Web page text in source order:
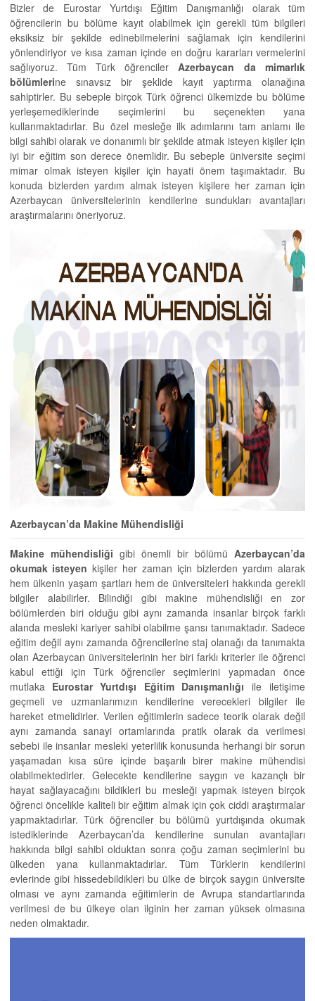
Bizler de Eurostar Yurtdışı Eğitim Danışmanlığı olarak tüm
öğrencilerin bu bölüme kayıt olabilmek için gerekli tüm bilgileri
eksiksiz bir şekilde edinebilmelerini sağlamak için kendilerini
yönlendiriyor ve kısa zaman içinde en doğru kararları vermelerini
sağlıyoruz. Tüm Türk öğrenciler Azerbaycan da mimarlık
bölümlerine sınavsız bir şeklide kayıt yaptırma olanağına
sahiptirler. Bu sebeple birçok Türk öğrenci ülkemizde bu bölüme
yerleşemediklerinde seçimlerini bu seçenekten yana
kullanmaktadırlar. Bu özel mesleğe ilk adımlarını tam anlamı ile
bilgi sahibi olarak ve donanımlı bir şekilde atmak isteyen kişiler için
iyi bir eğitim son derece önemlidir. Bu sebeple üniversite seçimi
mimar olmak isteyen kişiler için hayati önem taşımaktadır. Bu
konuda bizlerden yardım almak isteyen kişilere her zaman için
Azerbaycan üniversitelerinin kendilerine sundukları avantajları
araştırmalarını öneriyoruz.
Azerbaycan’da Makine Mühendisliği
Makine mühendisliği gibi önemli bir bölümü Azerbaycan’da
okumak isteyen kişiler her zaman için bizlerden yardım alarak
hem ülkenin yaşam şartları hem de üniversiteleri hakkında gerekli
bilgiler alabilirler. Bilindiği gibi makine mühendisliği en zor
bölümlerden biri olduğu gibi aynı zamanda insanlar birçok farklı
alanda mesleki kariyer sahibi olabilme şansı tanımaktadır. Sadece
eğitim değil aynı zamanda öğrencilerine staj olanağı da tanımakta
olan Azerbaycan üniversitelerinin her biri farklı kriterler ile öğrenci
kabul ettiği için Türk öğrenciler seçimlerini yapmadan önce
mutlaka Eurostar Yurtdışı Eğitim Danışmanlığı ile iletişime
geçmeli ve uzmanlarımızın kendilerine verecekleri bilgiler ile
hareket etmelidirler. Verilen eğitimlerin sadece teorik olarak değil
aynı zamanda sanayi ortamlarında pratik olarak da verilmesi
sebebi ile insanlar mesleki yeterlilik konusunda herhangi bir sorun
yaşamadan kısa süre içinde başarılı birer makine mühendisi
olabilmektedirler. Gelecekte kendilerine saygın ve kazançlı bir
hayat sağlayacağını bildikleri bu mesleği yapmak isteyen birçok
öğrenci öncelikle kaliteli bir eğitim almak için çok ciddi araştırmalar
yapmaktadırlar. Türk öğrenciler bu bölümü yurtdışında okumak
istediklerinde Azerbaycan’da kendilerine sunulan avantajları
hakkında bilgi sahibi olduktan sonra çoğu zaman seçimlerini bu
ülkeden yana kullanmaktadırlar. Tüm Türklerin kendilerini
evlerinde gibi hissedebildikleri bu ülke de birçok saygın üniversite
olması ve aynı zamanda eğitimlerin de Avrupa standartlarında
verilmesi de bu ülkeye olan ilginin her zaman yüksek olmasına
neden olmaktadır.